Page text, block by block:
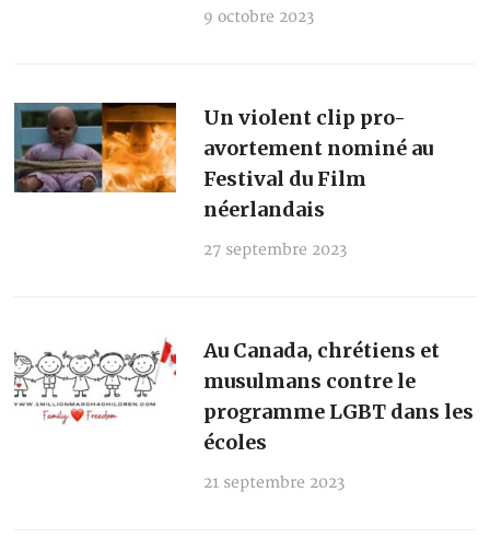
9 octobre 2023
Un violent clip pro-
avortement nominé au
Festival du Film
néerlandais
27 septembre 2023
Au Canada, chrétiens et
musulmans contre le
programme LGBT dans les
écoles
21 septembre 2023